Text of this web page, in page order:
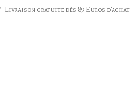
Livraison gratuite dès 89 Euros d'achat